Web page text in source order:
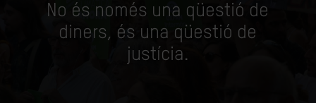
No és només una qüestió de
diners, és una qüestió de
justícia.